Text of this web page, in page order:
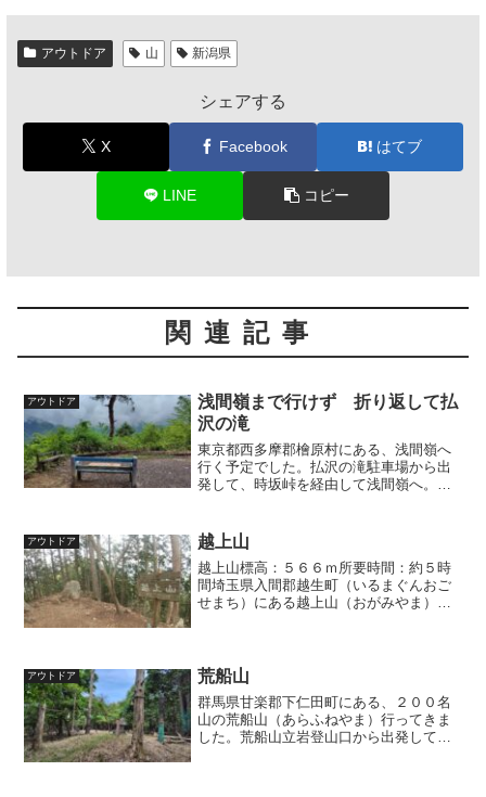
アウトドア 山 新潟県
シェアする
X Facebook はてブ
LINE コピー
関連記事
アウトドア
浅間嶺まで行けず 折り返して払
沢の滝
東京都西多摩郡檜原村にある、浅間嶺へ
行く予定でした。払沢の滝駐車場から出
発して、時坂峠を経由して浅間嶺へ。同
て引き返すことに・・・。
アウトドア 越上山
越上山標高：５６６ｍ所要時間：約５時
間埼玉県入間郡越生町（いるまぐんおご
せまち）にある越上山（おがみやま）へ
を経由して越上山山頂へ。同じコースを
折り返してくるルートです。
アウトドア 荒船山
群馬県甘楽郡下仁田町にある、２００名
山の荒船山（あらふねやま）行ってきま
した。荒船山立岩登山口から出発して、